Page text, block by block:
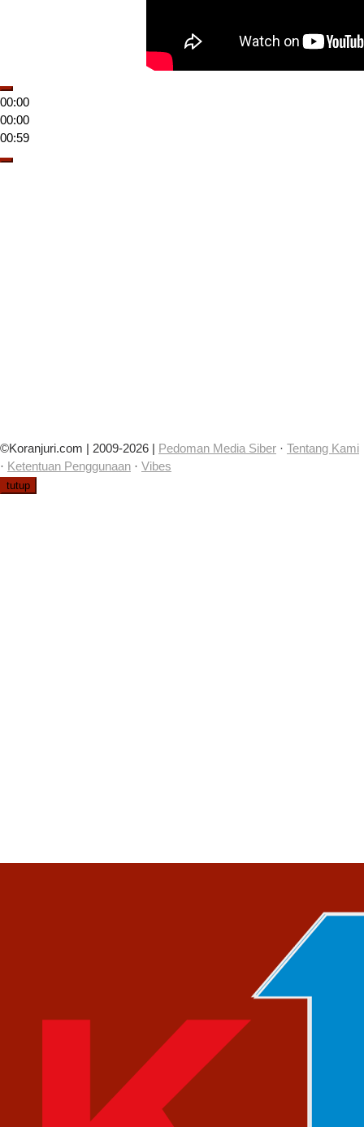
00:00
00:00
00:59
©Koranjuri.com | 2009-2026 | Pedoman Media Siber · Tentang Kami
· Ketentuan Penggunaan · Vibes
tutup